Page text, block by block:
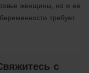
женщины, но и ее
требует
с